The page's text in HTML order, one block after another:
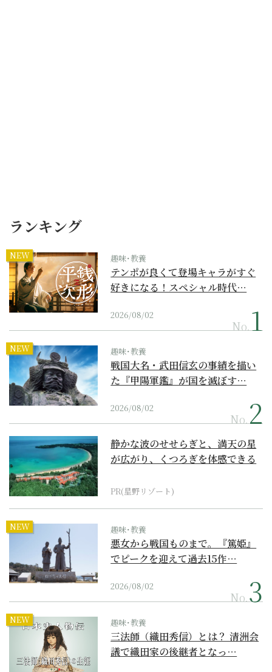
ランキング
NEW 趣味･教養
テンポが良くて登場キャラがすぐ
好きになる！スペシャル時代…
2026/08/02
No.
NEW 趣味･教養
戦国大名・武田信玄の事績を描い
た『甲陽軍鑑』が国を滅ぼす…
2026/08/02
No.
静かな波のせせらぎと、満天の星
が広がり、くつろぎを体感できる
PR(星野リゾート)
NEW 趣味･教養
悪女から戦国ものまで。『篤姫』
でピークを迎えて過去15作…
2026/08/02
No.
NEW 趣味･教養
三法師（織田秀信）とは？ 清洲会
議で織田家の後継者となっ…